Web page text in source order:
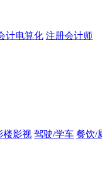
计电算化 注册会计师
楼影视 驾驶/学车 餐饮/